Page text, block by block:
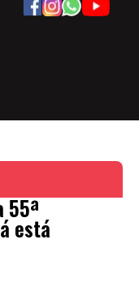
55ª
está